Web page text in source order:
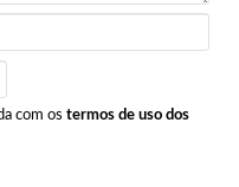
com os termos de uso dos